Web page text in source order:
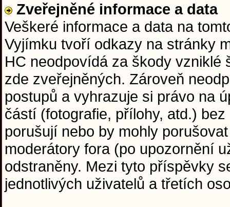
Zveřejněné informace a data
Veškeré informace a data na
Vyjímku tvoří odkazy na stránky
HC neodpovídá za škody vzniklé
zde zveřejněných. Zároveň
postupů a vyhrazuje si právo na
částí (fotografie, přílohy, atd.)
porušují nebo by mohly
moderátory fora (po upozornění
odstraněny. Mezi tyto příspěvky
jednotlivých uživatelů a třetích